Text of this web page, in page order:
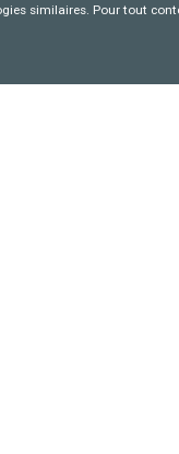
similaires. Pour tout